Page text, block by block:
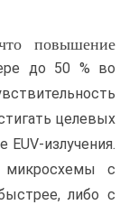
повышение
до 50 % во
целевых
излучения.
микросхемы с
либо с